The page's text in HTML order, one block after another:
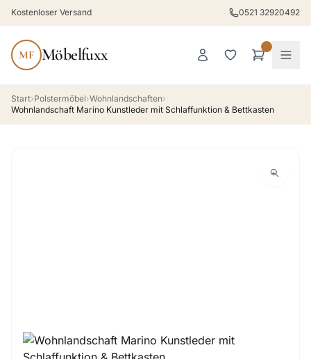
Kostenloser Versand 0521 32920492
MF Möbelfuxx
Start›Polstermöbel›Wohnlandschaften›
Wohnlandschaft Marino Kunstleder mit Schlaffunktion & Bettkasten